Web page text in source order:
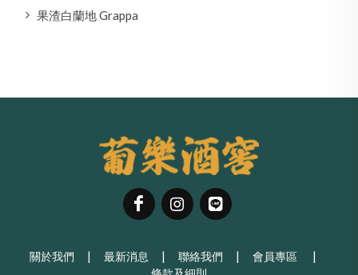
果渣白蘭地 Grappa
關於我們 | 最新消息 | 聯絡我們 | 會員專區
|